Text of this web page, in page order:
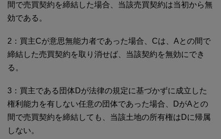
間で売買契約を締結した場合、当該売買契約は当初から無
効である。
2：買主Cが意思無能力者であった場合、Cは、Aとの間で
締結した売買契約を取り消せば、当該契約を無効にでき
る。
3：買主である団体Dが法律の規定に基づかずに成立した
権利能力を有しない任意の団体であった場合、DがAとの
間で売買契約を締結しても、当該土地の所有権はDに帰属
しない。